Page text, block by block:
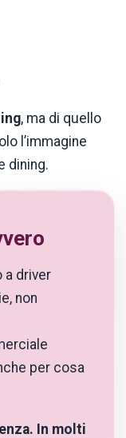
, ma di quello
l’immagine
dining.
a driver
non
per cosa
In molti